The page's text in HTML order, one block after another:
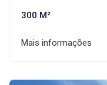
300 M²
Mais informações